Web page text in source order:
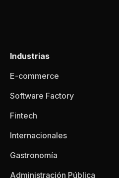
Industrias
E-commerce
Software Factory
Fintech
Internacionales
Gastronomía
Administración Pública